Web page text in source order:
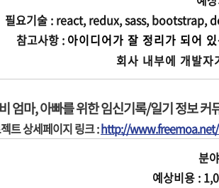
필요기술 : react, redux, sass,
참고사항 : 아이디어가 잘 정리가 되어
회사 내부에 개발
엄마, 아빠를 위한 임신기록/일기 정보 커
트 상세페이지 링크 :http://
분
예상비용 :